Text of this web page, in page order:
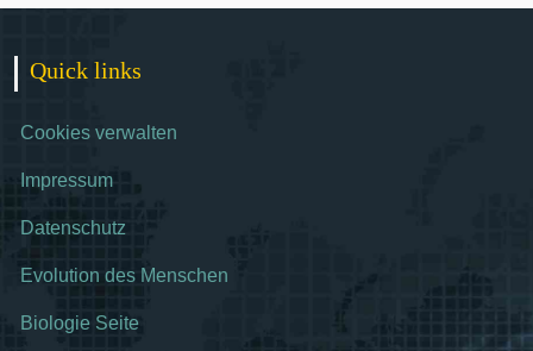
Quick links
Cookies verwalten
Impressum
Datenschutz
Evolution des Menschen
Biologie Seite